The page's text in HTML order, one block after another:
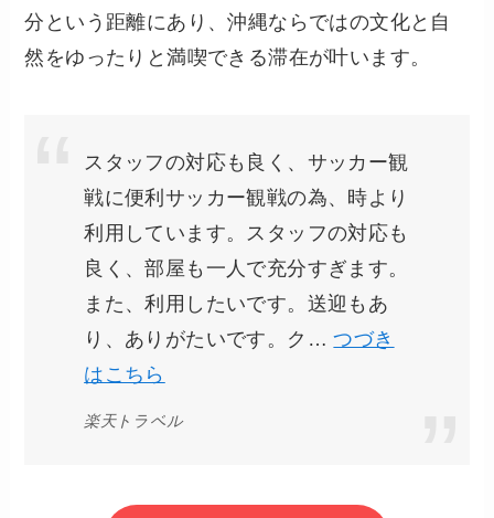
分という距離にあり、沖縄ならではの文化と自
然をゆったりと満喫できる滞在が叶います。
スタッフの対応も良く、サッカー観
戦に便利サッカー観戦の為、時より
利用しています。スタッフの対応も
良く、部屋も一人で充分すぎます。
また、利用したいです。送迎もあ
り、ありがたいです。ク…つづき
はこちら
楽天トラベル